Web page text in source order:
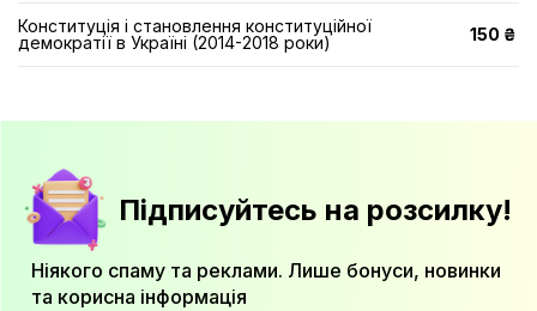
Конституція і становлення конституційної
демократії в Україні (2014-2018 роки)
150 ₴
Підписуйтесь на розсилку!
Ніякого спаму та реклами. Лише бонуси, новинки
та корисна інформація